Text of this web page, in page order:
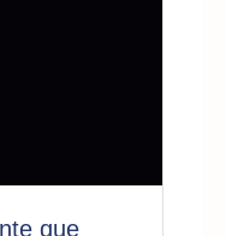
que